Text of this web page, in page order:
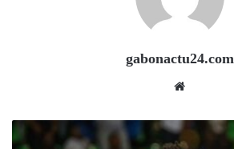
gabonactu24.com